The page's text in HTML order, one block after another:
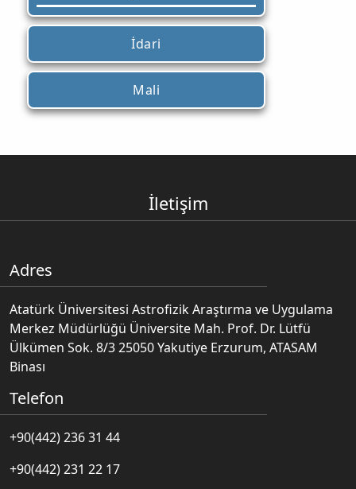
İdari
Mali
İletişim
Adres
Atatürk Üniversitesi Astrofizik Araştırma ve Uygulama
Merkez Müdürlüğü Üniversite Mah. Prof. Dr. Lütfü
Ülkümen Sok. 8/3 25050 Yakutiye Erzurum, ATASAM
Binası
Telefon
+90(442) 236 31 44
+90(442) 231 22 17